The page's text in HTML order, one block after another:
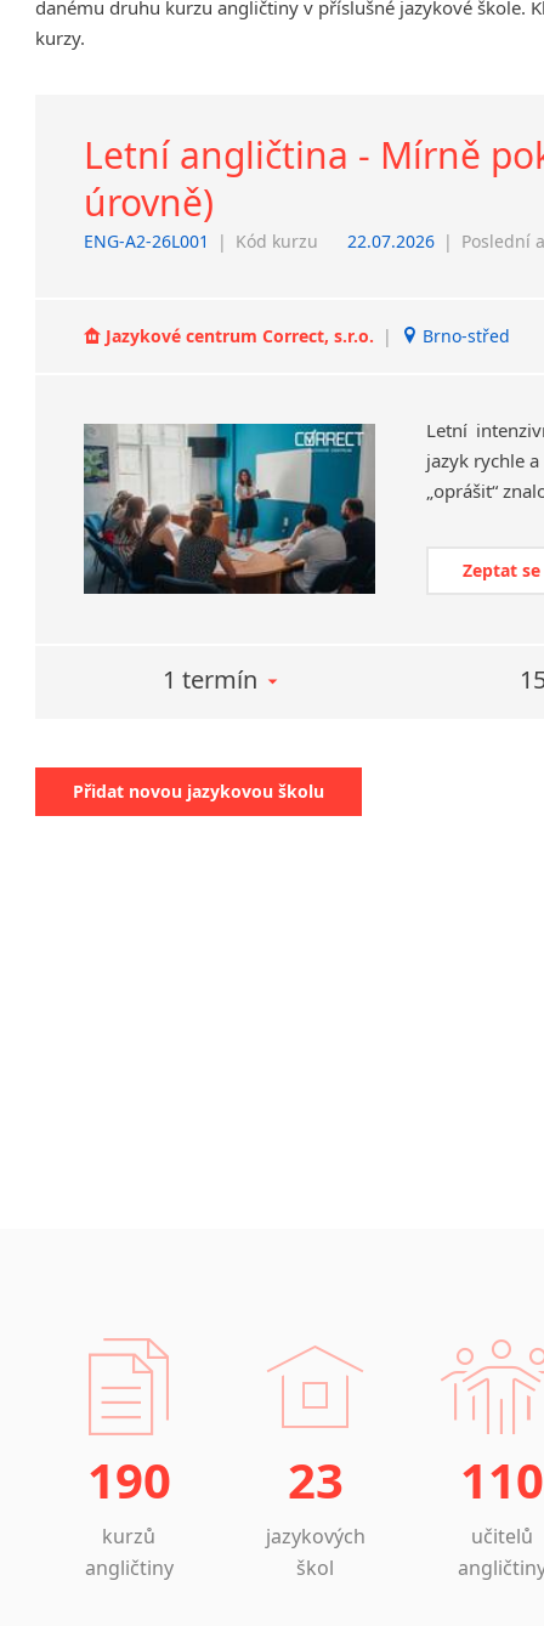
Kolín
Prostějov
Sedlčany
danému druhu kurzu angličtiny v příslušné jazykové škole.
kurzy.
Letní angličtina - Mírně
úrovně)
ENG-A2-26L001 | Kód kurzu 22.07.2026 | Poslední
Jazykové centrum Correct, s.r.o. | Brno-střed
Letní
jazyk rychle
„oprášit“
Zeptat
1 termín
Přidat novou jazykovou školu
190
kurzů
angličtiny
23
jazykových
škol
110
učitelů